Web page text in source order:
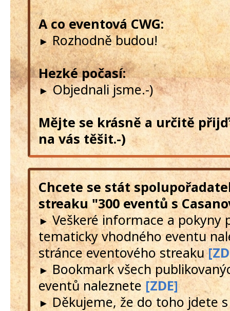
A co eventová CWG:
►Rozhodně budou!
Hezké počasí:
►Objednali jsme.-)
Mějte se krásně a určitě
na vás těšit.-)
Chcete se stát
streaku "300 eventů s
►Veškeré informace a pokyny
tematicky vhodného eventu
stránce eventového streaku
►Bookmark všech
eventů naleznete [ZDE]
►Děkujeme, že do toho jdete